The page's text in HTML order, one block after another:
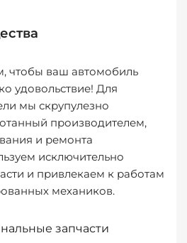
чтобы ваш автомобиль
удовольствие! Для
мы скрупулезно
производителем,
и ремонта
исключительно
и привлекаем к работам
механиков.
запчасти